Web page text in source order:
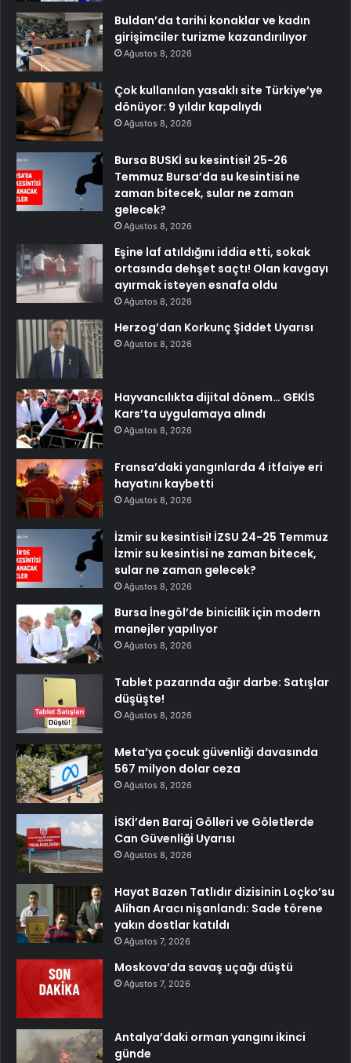
Buldan’da tarihi konaklar ve kadın
girişimciler turizme kazandırılıyor
Ağustos 8, 2026
Çok kullanılan yasaklı site Türkiye’ye
dönüyor: 9 yıldır kapalıydı
Ağustos 8, 2026
Bursa BUSKİ su kesintisi! 25-26
Temmuz Bursa’da su kesintisi ne
zaman bitecek, sular ne zaman
gelecek?
Ağustos 8, 2026
Eşine laf atıldığını iddia etti, sokak
ortasında dehşet saçtı! Olan kavgayı
ayırmak isteyen esnafa oldu
Ağustos 8, 2026
Herzog’dan Korkunç Şiddet Uyarısı
Ağustos 8, 2026
Hayvancılıkta dijital dönem… GEKİS
Kars’ta uygulamaya alındı
Ağustos 8, 2026
Fransa’daki yangınlarda 4 itfaiye eri
hayatını kaybetti
Ağustos 8, 2026
İzmir su kesintisi! İZSU 24-25 Temmuz
İzmir su kesintisi ne zaman bitecek,
sular ne zaman gelecek?
Ağustos 8, 2026
Bursa İnegöl’de binicilik için modern
manejler yapılıyor
Ağustos 8, 2026
Tablet pazarında ağır darbe: Satışlar
düşüşte!
Ağustos 8, 2026
Meta’ya çocuk güvenliği davasında
567 milyon dolar ceza
Ağustos 8, 2026
İSKİ’den Baraj Gölleri ve Göletlerde
Can Güvenliği Uyarısı
Ağustos 8, 2026
Hayat Bazen Tatlıdır dizisinin Loçko’su
Alihan Aracı nişanlandı: Sade törene
yakın dostlar katıldı
Ağustos 7, 2026
Moskova’da savaş uçağı düştü
Ağustos 7, 2026
Antalya’daki orman yangını ikinci
günde